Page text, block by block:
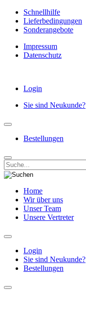
Schnellhilfe
Lieferbedingungen
Sonderangebote
Impressum
Datenschutz
Login
Sie sind Neukunde?
Bestellungen
Home
Wir über uns
Unser Team
Unsere Vertreter
Login
Sie sind Neukunde?
Bestellungen